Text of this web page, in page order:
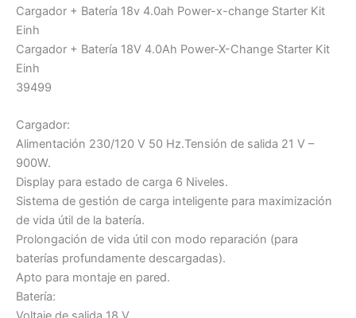
Cargador + Batería 18v 4.0ah Power-x-change Starter Kit
Einh
Cargador + Batería 18V 4.0Ah Power-X-Change Starter Kit
Einh
39499
Cargador:
Alimentación 230/120 V 50 Hz.Tensión de salida 21 V –
900W.
Display para estado de carga 6 Niveles.
Sistema de gestión de carga inteligente para maximización
de vida útil de la batería.
Prolongación de vida útil con modo reparación (para
baterías profundamente descargadas).
Apto para montaje en pared.
Batería: